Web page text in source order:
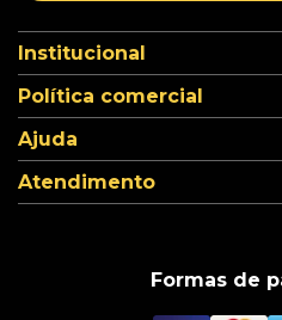
Institucional
Política comercial
Ajuda
Atendimento
Formas de